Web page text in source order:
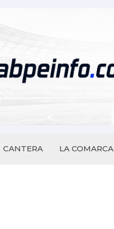
CANTERA LA COMARCA